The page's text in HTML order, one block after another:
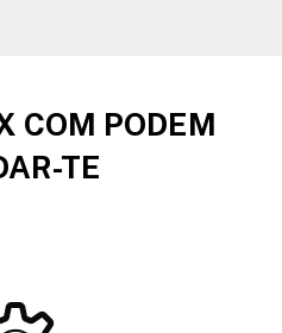
COM PODEM
TE